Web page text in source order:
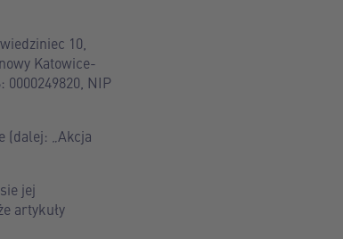
10,
Katowice-
NIP
(dalej: „Akcja
jej
artykuły